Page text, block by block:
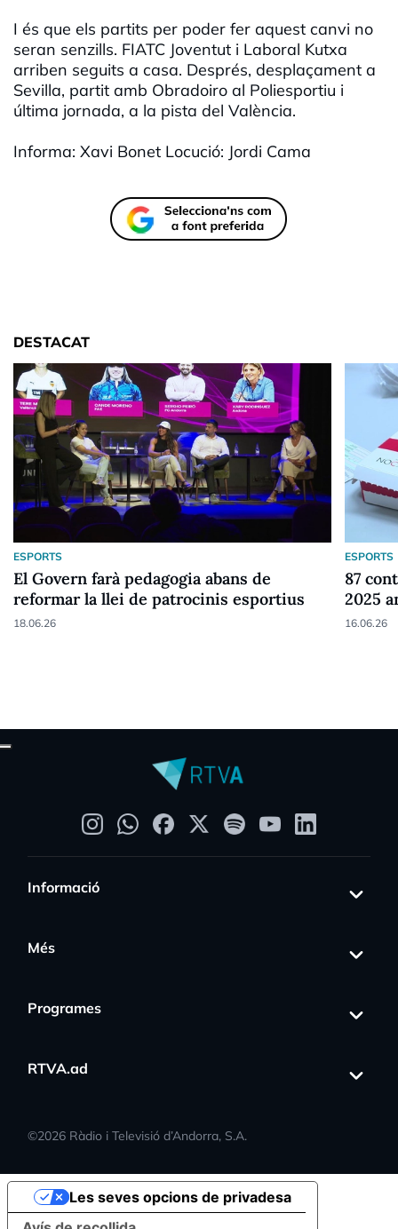
I és que els partits per poder fer aquest canvi no
seran senzills. FIATC Joventut i Laboral Kutxa
arriben seguits a casa. Després, desplaçament a
Sevilla, partit amb Obradoiro al Poliesportiu i
última jornada, a la pista del València.
Informa: Xavi Bonet Locució: Jordi Cama
DESTACAT
ESPORTS
El Govern farà pedagogia abans de
reformar la llei de patrocinis esportius
18.06.26
ESPORTS
87
2025
16.06.26
Informació
Més
Programes
RTVA.ad
©2026 Ràdio i Televisió d’Andorra, S.A.
Les seves opcions de privadesa